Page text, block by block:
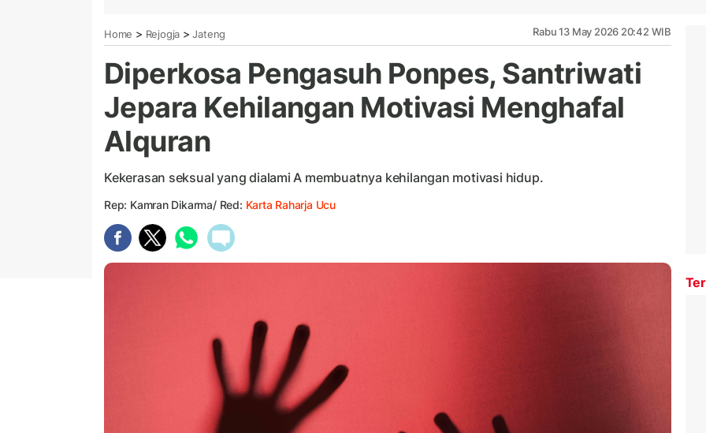
Home > Rejogja > Jateng Rabu 13 May 2026 20:42 WIB
Diperkosa Pengasuh Ponpes, Santriwati
Jepara Kehilangan Motivasi Menghafal
Alquran
Kekerasan seksual yang dialami A membuatnya kehilangan motivasi hidup.
Rep: Kamran Dikarma/ Red: Karta Raharja Ucu